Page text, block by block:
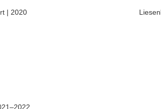
| 2020